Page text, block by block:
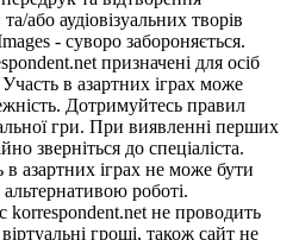
або аудіовізуальних творів
- суворо забороняється.
призначені для осіб
в азартних іграх може
Дотримуйтесь правил
гри. При виявленні перших
зверніться до спеціаліста.
азартних іграх не може бути
роботі.
korrespondent.net не проводить
гроші, також сайт не